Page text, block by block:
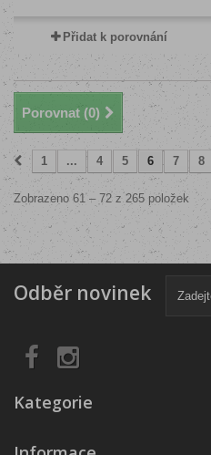
Přidat k porovnání
Porovnat (0)
1 ... 4 5 6 7 8
Zobrazeno 61 – 72 z 265 položek
Odběr novinek
Kategorie